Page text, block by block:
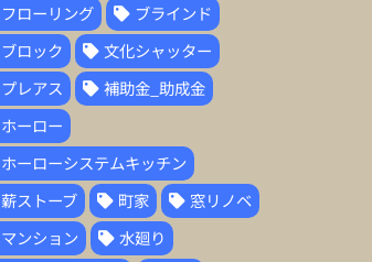
フローリング
ブラインド
ブロック
文化シャッター
プレアス
補助金_助成金
ホーロー
ホーローシステムキッチン
薪ストーブ
町家
窓リノベ
マンション
水廻り